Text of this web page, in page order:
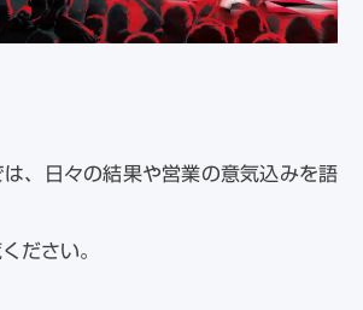
、日々の結果や営業の意気込みを語
ださい。